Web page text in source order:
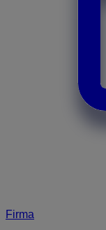
Firma